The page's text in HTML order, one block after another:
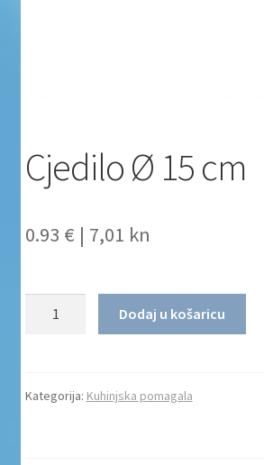
Zaštita privatnosti i uvjeti poslovanja
Cjedilo Ø 15 cm
0.93 € | 7,01 kn
Količina Dodaj u košaricu
Kategorija: Kuhinjska pomagala